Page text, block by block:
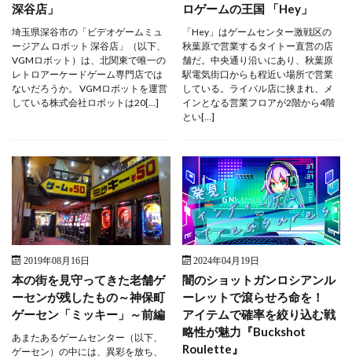
深谷店」
埼玉県深谷市の「ビデオゲームミュ
ージアム ロボット 深谷店」（以下、
VGMロボット）は、北関東で唯一の
レトロアーケードゲーム専門店では
ないだろうか。 VGMロボットを運営
している株式会社ロボットは20[…]
ロゲームの王国 「Hey」
「Hey」はゲームセンター激戦区の
秋葉原で営業するタイトー直営の店
舗だ。中央通り沿いにあり、秋葉原
駅電気街口からも程近い場所で営業
している。ライバル店に挟まれ、メ
インとなる営業フロアが2階から4階
とい[…]
2019年08月16日
本の街を見守ってきた老舗ゲ
ーセンが残したもの～神保町
ゲーセン「ミッキー」～前編
あまたあるゲームセンター（以下、
ゲーセン）の中には、異彩を放ち、
2024年04月19日
闇のショットガンロシアンル
ーレットで滾らせろ命を！
アイテムで確率を絞り込む戦
略性が魅力『Buckshot
Roulette』